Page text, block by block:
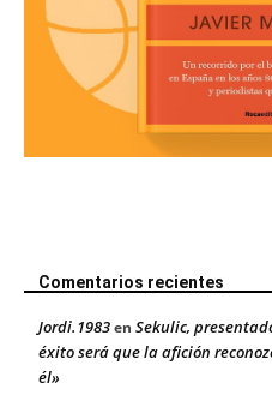
Comentarios recientes
Jordi.1983en Sekulic,
éxito será que la afición
él»